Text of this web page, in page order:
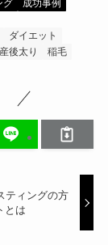
グ
成功事例
ダイエット
産後太り 稲毛
ティングの方
とは